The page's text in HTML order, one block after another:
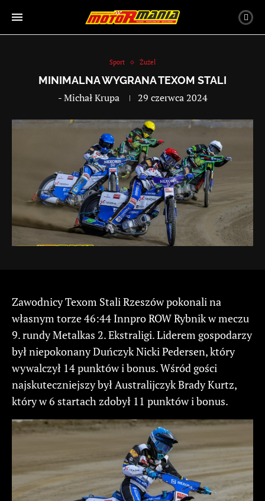
Sport Żużel
MINIMALNA WYGRANA TEXOM STALI
-Michał Krupa 29 czerwca 2024
Zawodnicy Texom Stali Rzeszów pokonali na
własnym torze 46:44 Innpro ROW Rybnik w meczu
9. rundy Metalkas 2. Ekstraligi. Liderem gospodarzy
był niepokonany Duńczyk Nicki Pedersen, który
wywalczył 14 punktów i bonus. Wśród gości
najskuteczniejszy był Australijczyk Brady Kurtz,
który w 6 startach zdobył 11 punktów i bonus.